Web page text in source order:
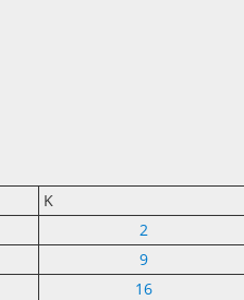
K
2
9
16